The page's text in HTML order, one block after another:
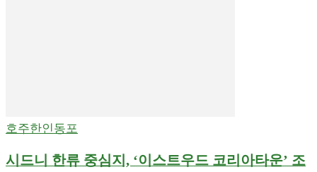
호주한인동포
시드니 한류 중심지, ‘이스트우드 코리아타운’ 조